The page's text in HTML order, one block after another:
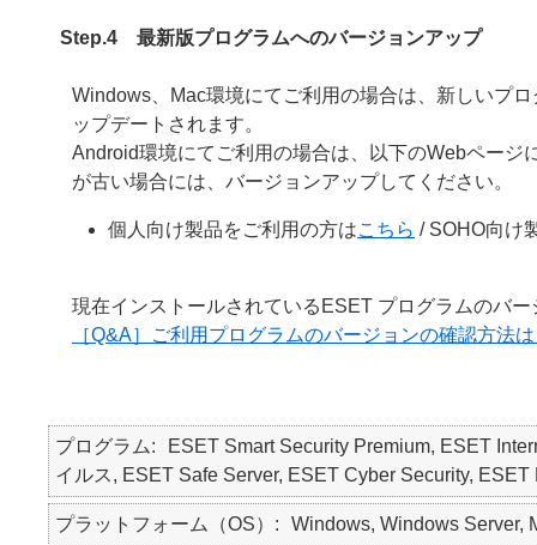
Step.4 最新版プログラムへのバージョンアップ
Windows、Mac環境にてご利用の場合は、新しいプ
ップデートされます。
Android環境にてご利用の場合は、以下のWebペー
が古い場合には、バージョンアップしてください。
個人向け製品をご利用の方はこちら / SOHO向け
現在インストールされているESET プログラムのバ
［Q&A］ご利用プログラムのバージョンの確認方法
プログラム
ESET Smart Security Premium, ESET
イルス, ESET Safe Server, ESET Cyber Security,
プラットフォーム（OS） Windows, Windows Server,